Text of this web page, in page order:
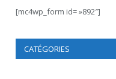
[mc4wp_form id= »892″]
CATÉGORIES